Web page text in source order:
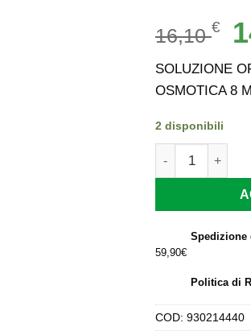
16,10€
Il
SOLUZIONE
OSMOTICA 8
2 disponibili
Spedizione
59,90€
Politica di
COD: 930214440